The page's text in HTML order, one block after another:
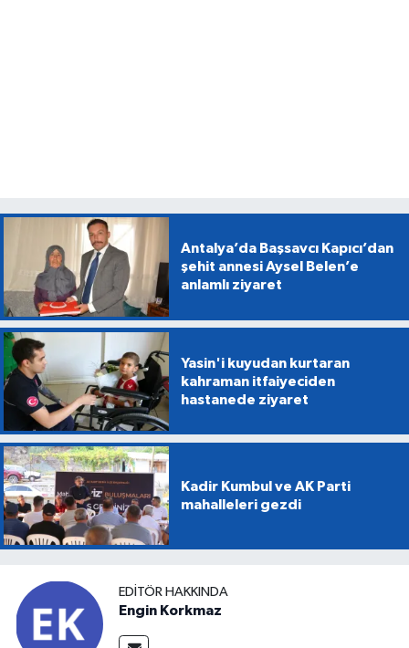
Antalya’da Başsavcı Kapıcı’dan
şehit annesi Aysel Belen’e
anlamlı ziyaret
Yasin'i kuyudan kurtaran
kahraman itfaiyeciden
hastanede ziyaret
Kadir Kumbul ve AK Parti
mahalleleri gezdi
EDITÖR HAKKINDA
Engin Korkmaz